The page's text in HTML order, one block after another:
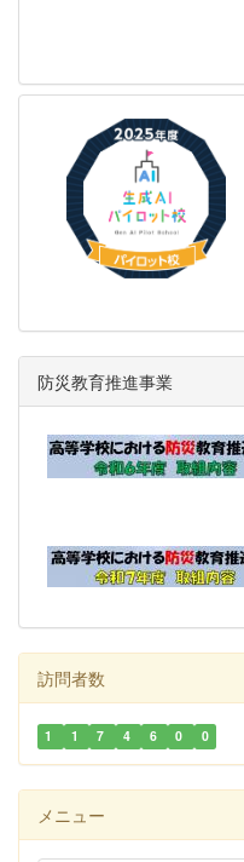
防災教育推進事業
訪問者数
1 1 7 4 6 0 0
メニュー